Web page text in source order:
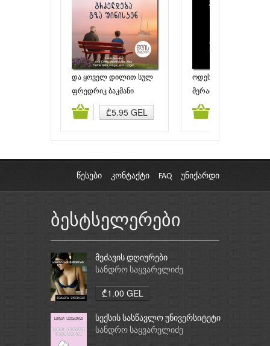
და ყოველ დილით სულ
უფრო გრძელდება გზა
ფრედრიკ ბაკმანი
₾5.95 GEL
ოდესღაც
მერაბ რატიშვილი
კალათაში დამატება კალათაში
წესები კონტაქტი FAQ უნიქარდი
ბესტსელერები
მეძავის დღიურები
სანდრო საყვარელიძე
₾1.00 GEL
სექსის სასწავლო უნივერსიტეტი
სანდრო საყვარელიძე